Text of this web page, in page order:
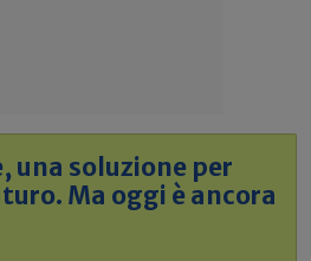
una soluzione per
Ma oggi è ancora